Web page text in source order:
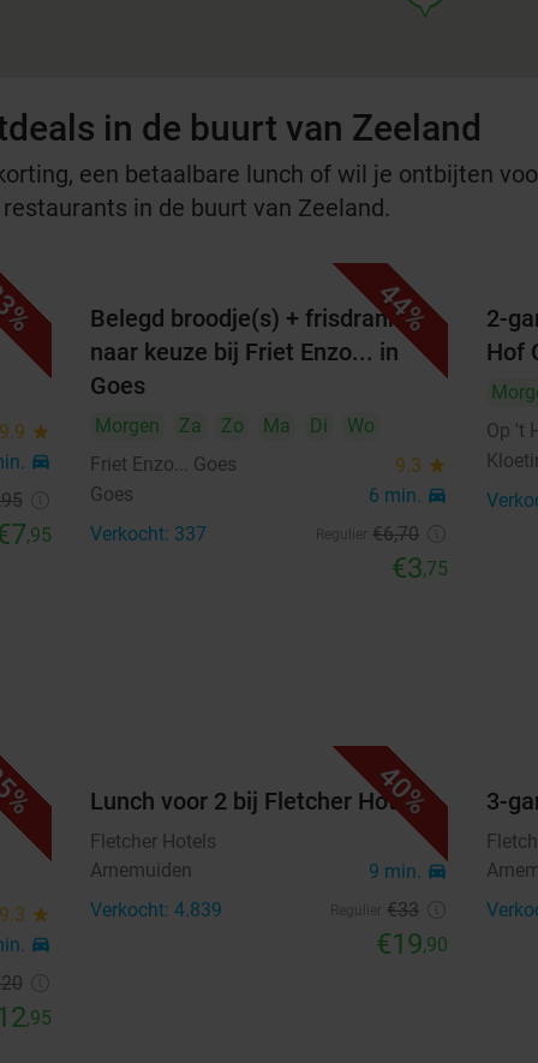
in de buurt van Zeeland
een betaalbare lunch of wil je ontbijten
in de buurt van Zeeland.
9.9 star
directions_car
,95
44%
Belegd broodje(s) + frisdrank
naar keuze bij Friet Enzo... in
Goes
Morgen Za Zo Ma Di
Wo
Friet Enzo... Goes
9.3 star
Goes 6 min. directions_car
Verkocht: 337 €6,70
€3,75
2-
Hof
Op 't
9.3 star
directions_car
,95
40%
Lunch voor 2 bij Fletcher Hotels
Fletcher Hotels
Arnemuiden
9 min. directions_car
Verkocht: 4.839 €33
€19,90
3-